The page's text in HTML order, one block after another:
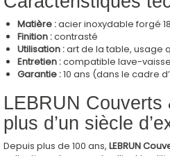
Matière :acier inoxydable forgé
Finition :contrasté
Utilisation :art de la table, usage
Entretien :compatible lave-
Garantie :10 ans (dans le cadre
LEBRUN Couverts
plus d’un siècle
Depuis plus de 100 ans, LEBRUN